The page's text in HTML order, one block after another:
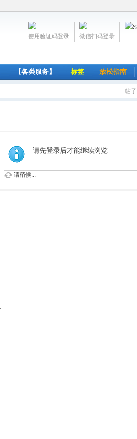
微信扫码登录
使用验证码登录
【各类服务】 标签 放松指南
帖子
请先登录后才能继续浏览
请稍候...